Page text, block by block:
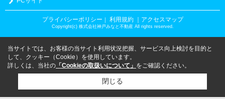
プライバシーポリシー ｜ 利用規約 ｜アクセスマップ
Copyright(c) 株式会社神戸みなと不動産 All rights reserved.
当サイトでは、お客様の当サイト利用状況把握、サービス向上検討を目的と
して、クッキー（Cookie）を使用しています。
詳しくは、当社の 「Cookieの取扱いについて」 をご確認ください。
閉じる